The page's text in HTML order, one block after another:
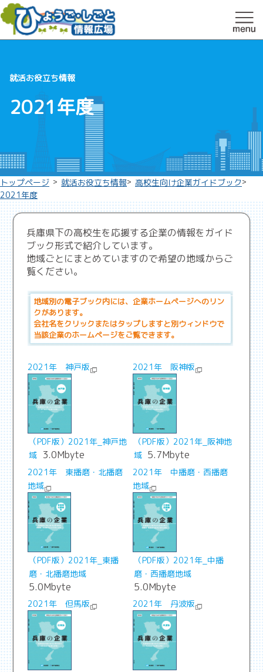
就活お役立ち情報
2021年度
トップページ > 就活お役立ち情報> 高校生向け企業ガイドブック>
2021年度
兵庫県下の高校生を応援する企業の情報をガイド
ブック形式で紹介しています。
地域ごとにまとめていますので希望の地域からご
覧ください。
地域別の電子ブック内には、企業ホームページへのリン
クがあります。
会社名をクリックまたはタップしますと別ウィンドウで
当該企業のホームページをご覧できます。
2021年 神戸版
（PDF版）2021年_神戸地
域 3.0Mbyte
2021年 阪神版
（PDF版）2021年_阪神地
域 5.7Mbyte
2021年 東播磨・北播磨
地域
（PDF版）2021年_東播
磨・北播磨地域
5.0Mbyte
2021年 中播磨・西播磨
地域
（PDF版）2021年_中播
磨・西播磨地域
5.0Mbyte
2021年 但馬版 2021年 丹波版